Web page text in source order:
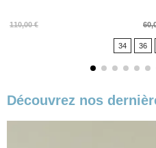
110,00 €
Prix
Prix
34 36
Découvrez nos